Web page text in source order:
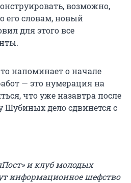
возможно,
его словам, новый
для этого все
напоминает о начале
— это нумерация на
что уже назавтра после
Шубиных дело сдвинется с
и клуб молодых
информационное шефство